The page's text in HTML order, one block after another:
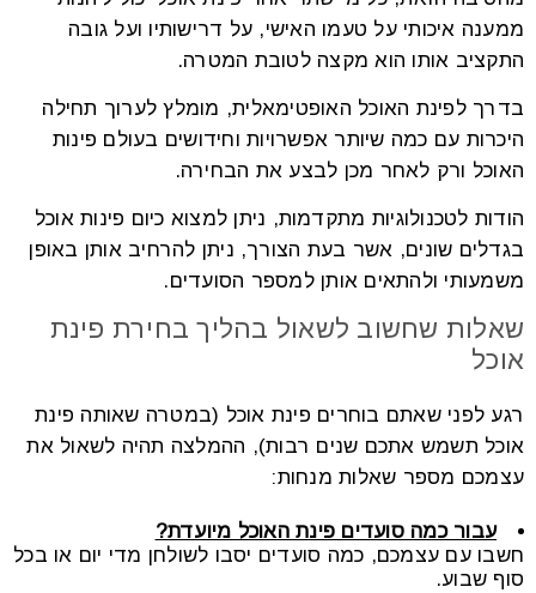
ממענה איכותי על טעמו האישי, על דרישותיו ועל גובה
התקציב אותו הוא מקצה לטובת המטרה.
בדרך לפינת האוכל האופטימאלית, מומלץ לערוך תחילה
היכרות עם כמה שיותר אפשרויות וחידושים בעולם פינות
האוכל ורק לאחר מכן לבצע את הבחירה.
הודות לטכנולוגיות מתקדמות, ניתן למצוא כיום פינות אוכל
בגדלים שונים, אשר בעת הצורך, ניתן להרחיב אותן באופן
משמעותי ולהתאים אותן למספר הסועדים.
שאלות שחשוב לשאול בהליך בחירת פינת
אוכל
רגע לפני שאתם בוחרים פינת אוכל (במטרה שאותה פינת
אוכל תשמש אתכם שנים רבות), ההמלצה תהיה לשאול את
עצמכם מספר שאלות מנחות:
עבור כמה סועדים פינת האוכל מיועדת?
חשבו עם עצמכם, כמה סועדים יסבו לשולחן מדי יום או בכל
סוף שבוע.